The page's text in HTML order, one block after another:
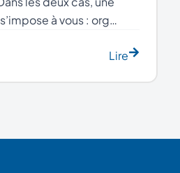
à vous : org…
Lire